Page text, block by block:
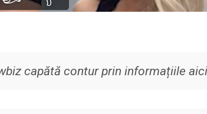
capătă contur prin informațiile